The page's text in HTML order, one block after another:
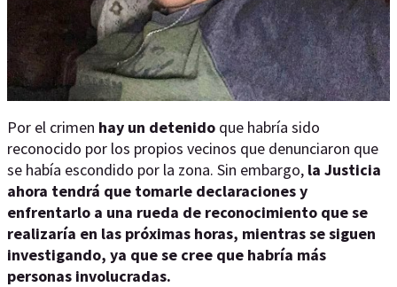
Por el crimen hay un detenido que habría sido
reconocido por los propios vecinos que denunciaron que
se había escondido por la zona. Sin embargo, la Justicia
ahora tendrá que tomarle declaraciones y
enfrentarlo a una rueda de reconocimiento que se
realizaría en las próximas horas, mientras se siguen
investigando, ya que se cree que habría más
personas involucradas.